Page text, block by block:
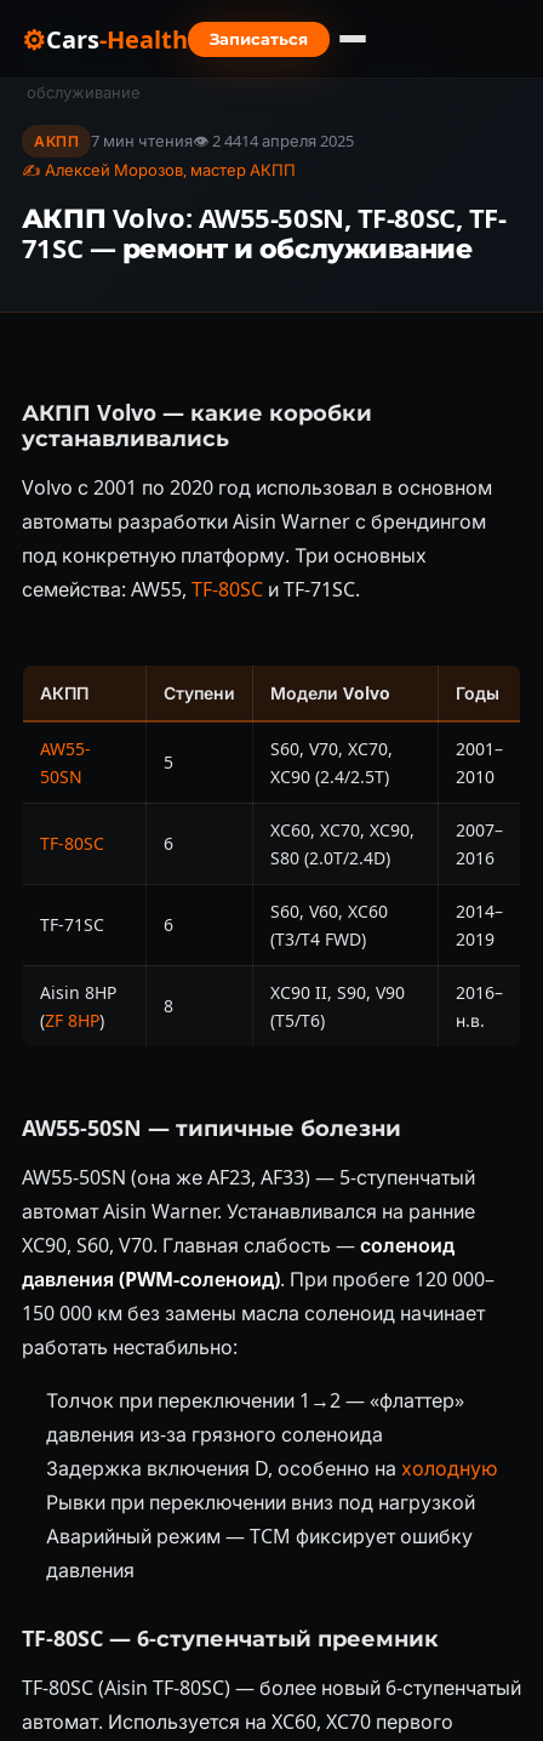
⚙Cars-Health Записаться
Главная › Блог ›
обслуживание
АКПП 7 мин чтения👁 2 4414 апреля 2025
✍ Алексей Морозов, мастер АКПП
АКПП Volvo: AW55-50SN, TF-80SC, TF-
71SC — ремонт и обслуживание
АКПП Volvo — какие коробки
устанавливались
Volvo с 2001 по 2020 год использовал в основном
автоматы разработки Aisin Warner с брендингом
под конкретную платформу. Три основных
семейства: AW55, TF-80SCи TF-71SC.
АКПП Ступени Модели Volvo Годы
AW55-
50SN
5
S60, V70, XC70,
XC90 (2.4/2.5T)
2001–
2010
TF-80SC 6
XC60, XC70, XC90,
S80 (2.0T/2.4D)
2007–
2016
TF-71SC 6
S60, V60, XC60
(T3/T4 FWD)
2014–
2019
Aisin 8HP
(ZF 8HP)
8
XC90 II, S90, V90
(T5/T6)
2016–
н.в.
AW55-50SN — типичные болезни
AW55-50SN (она же AF23, AF33) — 5-ступенчатый
автомат Aisin Warner. Устанавливался на ранние
XC90, S60, V70. Главная слабость —соленоид
давления (PWM-соленоид). При пробеге 120 000–
150 000 км без замены масла соленоид начинает
работать нестабильно:
Толчок при переключении 1→2 — «флаттер»
давления из-за грязного соленоида
Задержка включения D, особенно на холодную
Рывки при переключении вниз под нагрузкой
Аварийный режим — TCM фиксирует ошибку
давления
TF-80SC — 6-ступенчатый преемник
TF-80SC (Aisin TF-80SC) — более новый 6-ступенчатый
автомат. Используется на XC60, XC70 первого